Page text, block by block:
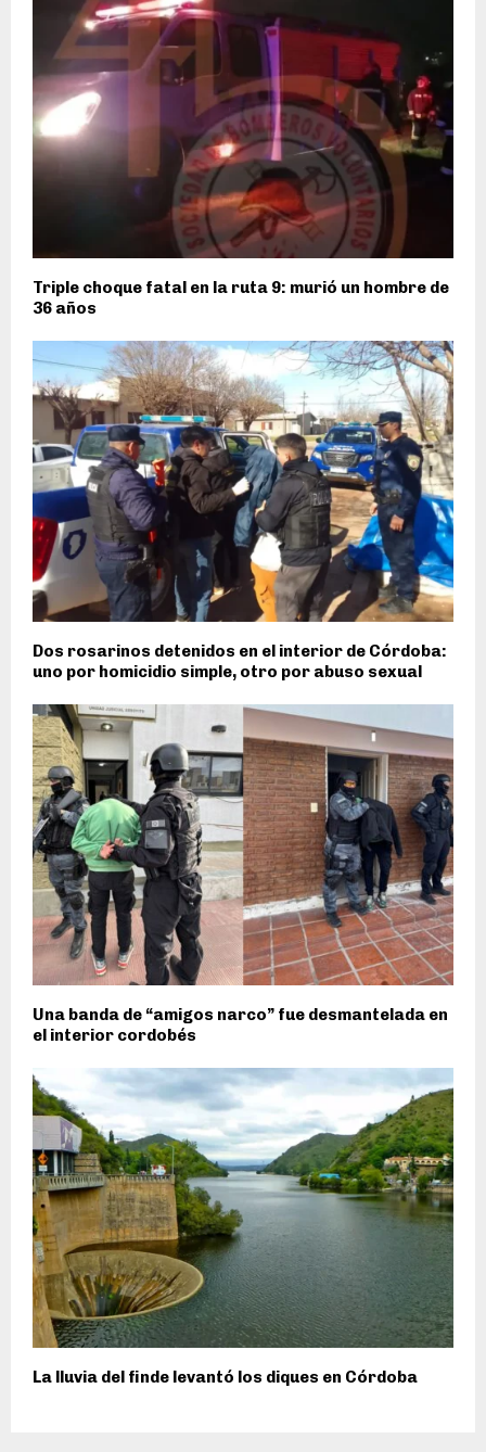
Triple choque fatal en la ruta 9: murió un hombre de
36 años
Dos rosarinos detenidos en el interior de Córdoba:
uno por homicidio simple, otro por abuso sexual
Una banda de “amigos narco” fue desmantelada en
el interior cordobés
La lluvia del finde levantó los diques en Córdoba